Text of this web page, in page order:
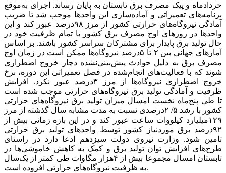
خردادماه و پیک مصرف برق تابستان به پایان رساند. اجرای به‌موقع
برنامه‌‌‌های تعمیراتی و آماده‌‌‌سازی این واحدها موجب شد تا ضریب
آمادگی نیروگاه‌‌‌های حرارتی کشور از مرز ۹۸‌درصد عبور کند و این
واحدها در روزهای اوج مصرف برق کشور با تمام ظرفیت خود در
حال تولید برق پایدار برای مشترکان سراسر کشور باشند. بر اساس
آمارهای جهانی بین ۲ تا ۵‌درصد نیروگاه‌‌‌ها ممکن است در زمان اوج
مصرف برق به دلیل حوادث پیش‌بینی‌نشده دچار خروج اضطراری
شوند که با فعالیت‌‌‌های انجام‌شده در فصل تعمیراتی این دوره، نرخ
خروج اضطراری نیروگاه‌‌‌ها از مرز ۳‌درصد عبور نکرد. افزایش
ظرفیت و آمادگی تولید برق نیروگاه‌‌‌های حرارتی موجب شده است
تا طی پنج‌ماه نخست امسال میزان تولید برق نیروگاه‌‌‌های حرارتی
کشور با رشد ۵/ ۲درصدی نسبت به مدت مشابه سال گذشته از مرز
۱۲۹میلیارد کیلووات ساعت عبور کند و در این بازه زمانی بیش از
۹۲‌درصد برق موردنیاز کشور توسط واحدهای تولید برق حرارتی
تامین شود. وزارت نیروی دولت سیزدهم ادعا دارد در راستای
طرح‌‌‌های افزایش توان تولید برق و کمک به کاهش خاموشی‌‌‌ها در
تابستان امسال مجموعا بیش از ۴هزار مگاوات طی کمتر از یک‌سال
به ظرفیت نیروگاه‌‌‌های حرارتی افزوده است.